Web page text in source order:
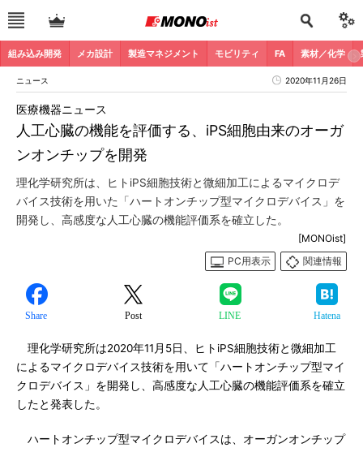
組み込み開発 メカ設計 製造マネジメント モビリティ FA 素材／化学
ニュース 2020年11月26日
人工心臓の機能を評価する、iPS細胞由来のオーガ
ンオンチップを開発
医療機器ニュース
理化学研究所は、ヒトiPS細胞技術と微細加工によるマイクロデ
バイス技術を用いた「ハートオンチップ型マイクロデバイス」を
開発し、高感度な人工心臓の機能評価系を確立した。
[MONOist]
PC用表示
関連情報
Share Post LINE Hatena
理化学研究所は2020年11月5日、ヒトiPS細胞技術と微細加工
によるマイクロデバイス技術を用いて「ハートオンチップ型マイ
クロデバイス」を開発し、高感度な人工心臓の機能評価系を確立
したと発表した。
ハートオンチップ型マイクロデバイスは、オーガンオンチップ